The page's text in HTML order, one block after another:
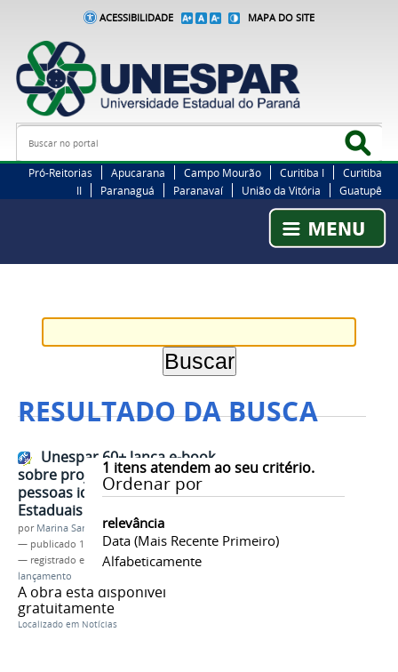
ACESSIBILIDADE MAPA DO SITE
Busca
Pró-Reitorias Apucarana Campo Mourão Curitiba I
Curitiba
II
Paranaguá Paranavaí União da Vitória Guatupê
RESULTADO DA BUSCA
1 itens atendem ao seu critério.
Ordenar por
relevância
Data (mais Recente Primeiro)
Alfabeticamente
Unespar 60+ lança e-book
sobre projetos voltados às
pessoas idosas nas Universidades
Estaduais
por Marina Santos Daum
— publicado 18/05/2026
— registrado em:
pessoa idosa,e-book,
lançamento
A obra está disponível
gratuitamente
Localizado em Notícias